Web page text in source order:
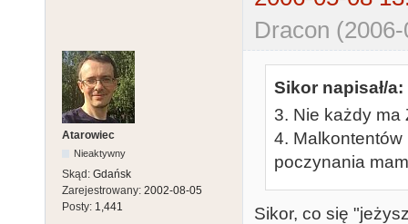
Dracon
Atarowiec
Nieaktywny
Skąd: Gdańsk
Zarejestrowany: 2002-08-05
Posty: 1,441
Sikor napisał/a:
3. Nie każdy ma
4.
poczynania
Sikor, co się